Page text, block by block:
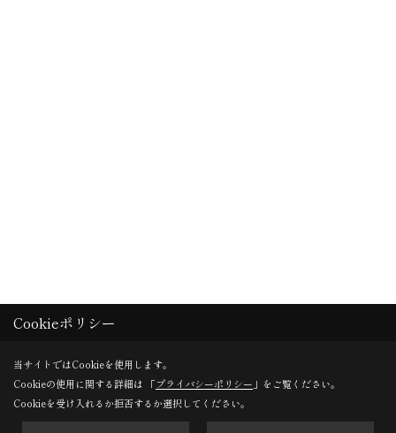
Cookieポリシー
当サイトではCookieを使用します。
Cookieの使用に関する詳細は 「プライバシーポリシー 」をご覧ください。
Cookieを受け入れるか拒否するか選択してください。